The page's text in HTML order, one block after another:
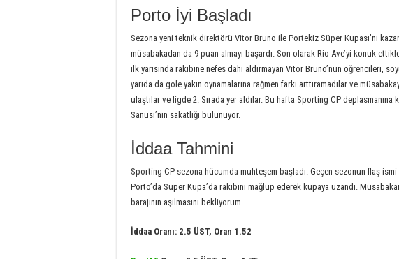
Porto İyi Başladı
Sezona yeni teknik direktörü Vitor Bruno ile Portekiz Süper Kupası’nı
müsabakadan da 9 puan almayı başardı. Son olarak Rio Ave’yi konuk
ilk yarısında rakibine nefes dahi aldırmayan Vitor Bruno’nun öğrencileri,
yarıda da gole yakın oynamalarına rağmen farkı arttıramadılar ve
ulaştılar ve ligde 2. Sırada yer aldılar. Bu hafta Sporting CP
Sanusi’nin sakatlığı bulunuyor.
İddaa Tahmini
Sporting CP sezona hücumda muhteşem başladı. Geçen sezonun flaş
Porto’da Süper Kupa’da rakibini mağlup ederek kupaya uzandı.
barajının aşılmasını bekliyorum.
İddaa Oranı: 2.5 ÜST, Oran 1.52